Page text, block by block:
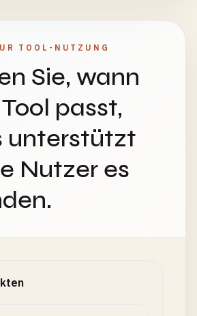
TOOL-NUTZUNG
Sie, wann
passt,
unterstützt
Nutzer es